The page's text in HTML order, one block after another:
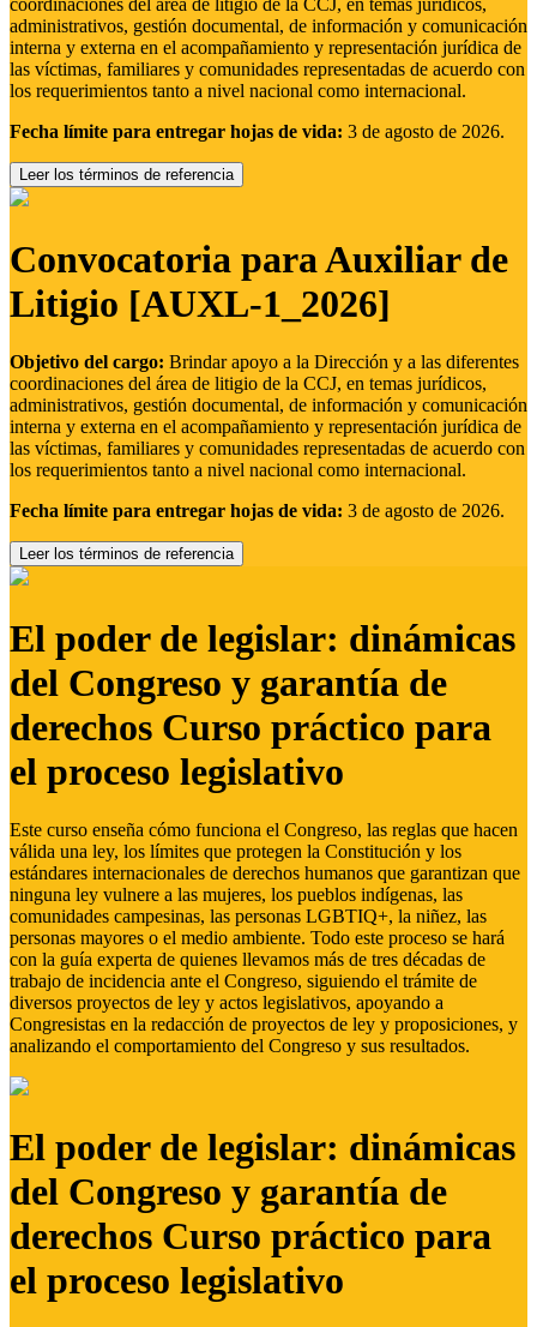
coordinaciones del área de litigio de la CCJ, en temas jurídicos,
administrativos, gestión documental, de información y comunicación
interna y externa en el acompañamiento y representación jurídica de
las víctimas, familiares y comunidades representadas de acuerdo con
los requerimientos tanto a nivel nacional como internacional.
Fecha límite para entregar hojas de vida: 3 de agosto de 2026.
Leer los términos de referencia
Convocatoria para Auxiliar de
Litigio [AUXL-1_2026]
Objetivo del cargo: Brindar apoyo a la Dirección y a las diferentes
coordinaciones del área de litigio de la CCJ, en temas jurídicos,
administrativos, gestión documental, de información y comunicación
interna y externa en el acompañamiento y representación jurídica de
las víctimas, familiares y comunidades representadas de acuerdo con
los requerimientos tanto a nivel nacional como internacional.
Fecha límite para entregar hojas de vida: 3 de agosto de 2026.
Leer los términos de referencia
El poder de legislar: dinámicas
del Congreso y garantía de
derechos Curso práctico para
el proceso legislativo
Este curso enseña cómo funciona el Congreso, las reglas que hacen
válida una ley, los límites que protegen la Constitución y los
estándares internacionales de derechos humanos que garantizan que
ninguna ley vulnere a las mujeres, los pueblos indígenas, las
comunidades campesinas, las personas LGBTIQ+, la niñez, las
personas mayores o el medio ambiente. Todo este proceso se hará
con la guía experta de quienes llevamos más de tres décadas de
trabajo de incidencia ante el Congreso, siguiendo el trámite de
diversos proyectos de ley y actos legislativos, apoyando a
Congresistas en la redacción de proyectos de ley y proposiciones, y
analizando el comportamiento del Congreso y sus resultados.
El poder de legislar: dinámicas
del Congreso y garantía de
derechos Curso práctico para
el proceso legislativo